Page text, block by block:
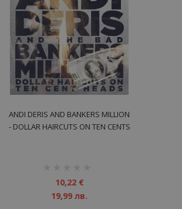
ANDI DERIS AND BANKERS MILLION
- DOLLAR HAIRCUTS ON TEN CENTS
10,22 €
19,99 лв.